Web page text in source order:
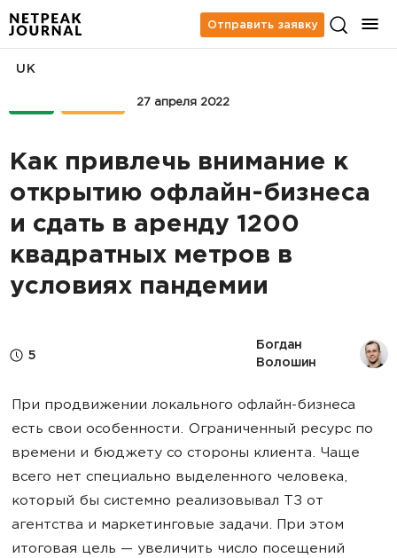
Отправить заявку
27 апреля 2022
UK
Как привлечь внимание к
открытию офлайн-бизнеса
и сдать в аренду 1200
квадратных метров в
условиях пандемии
5
Богдан
Волошин
При продвижении локального офлайн-бизнеса
есть свои особенности. Ограниченный ресурс по
времени и бюджету со стороны клиента. Чаще
всего нет специально выделенного человека,
который бы системно реализовывал ТЗ от
агентства и маркетинговые задачи. При этом
итоговая цель — увеличить число посещений